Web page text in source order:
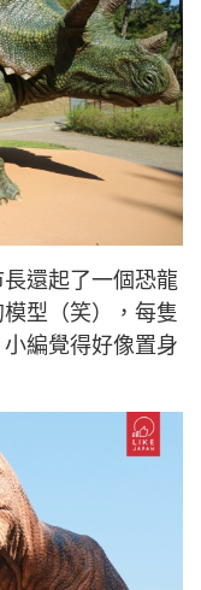
還起了一個恐龍
型（笑），每隻
編覺得好像置身